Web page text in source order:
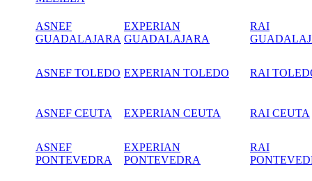
ASNEF
GUADALAJARA
EXPERIAN
GUADALAJARA
RAI
ASNEF TOLEDO EXPERIAN TOLEDO RAI
ASNEF CEUTA EXPERIAN CEUTA RAI CEUTA
ASNEF
PONTEVEDRA
EXPERIAN
PONTEVEDRA
RAI